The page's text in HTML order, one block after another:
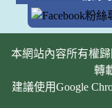
本網站內容所有權
轉
建議使用Google